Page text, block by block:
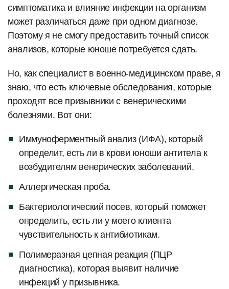
симптоматика и влияние инфекции на организм
может различаться даже при одном диагнозе.
Поэтому я не смогу предоставить точный список
анализов, которые юноше потребуется сдать.
Но, как специалист в военно-медицинском праве, я
знаю, что есть ключевые обследования, которые
проходят все призывники с венерическими
болезнями. Вот они:
Иммуноферментный анализ (ИФА), который
определит, есть ли в крови юноши антитела к
возбудителям венерических заболеваний.
Аллергическая проба.
Бактериологический посев, который поможет
определить, есть ли у моего клиента
чувствительность к антибиотикам.
Полимеразная цепная реакция (ПЦР
диагностика), которая выявит наличие
инфекций у призывника.